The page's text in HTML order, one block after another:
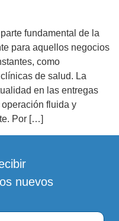
fundamental de la
para aquellos negocios
como
de salud. La
en las entregas
fluida y
Por […]
nuevos